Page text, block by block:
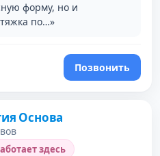
форму, но и
по…»
Позвонить
Основа
здесь